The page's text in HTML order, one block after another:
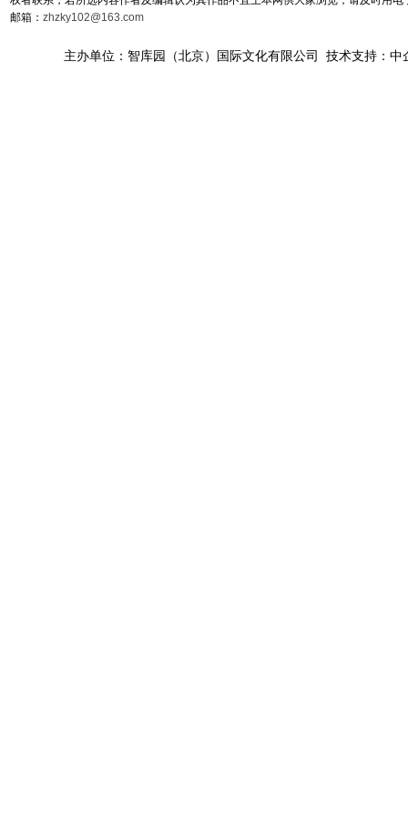
邮箱： zhzky102@163.com
主办单位：智库园（北京）国际文化有限公司 技术支持：